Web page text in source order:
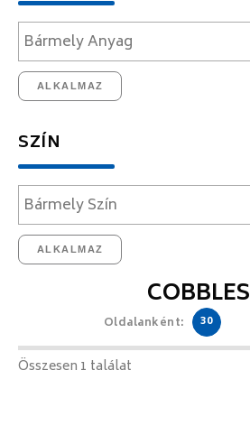
ALKALMAZ
SZÍN
ALKALMAZ
COBBLES
Oldalanként: 30
Összesen 1 találat